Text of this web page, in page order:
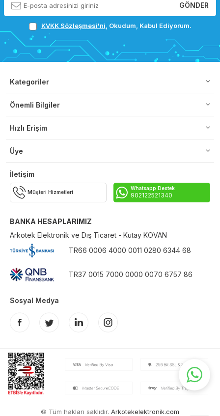
GÖNDER
KVKK Sözleşmesi'ni , Okudum, Kabul Ediyorum.
Kategoriler
Önemli Bilgiler
Hızlı Erişim
Üye
İletişim
Müşteri Hizmetleri
Whatsapp Destek
902122521340
BANKA HESAPLARIMIZ
Arkotek Elektronik ve Dış Ticaret - Kutay KOVAN
TR66 0006 4000 0011 0280 6344 68
TR37 0015 7000 0000 0070 6757 86
Sosyal Medya
© Tüm hakları saklıdır. Arkotekelektronik.com